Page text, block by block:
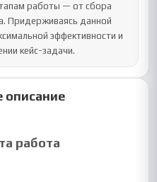
работы — от сбора
Придерживаясь данной
эффективности и
кейс-задачи.
описание
работа